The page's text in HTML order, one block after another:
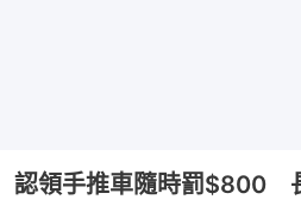
認領手推車隨時罰$800